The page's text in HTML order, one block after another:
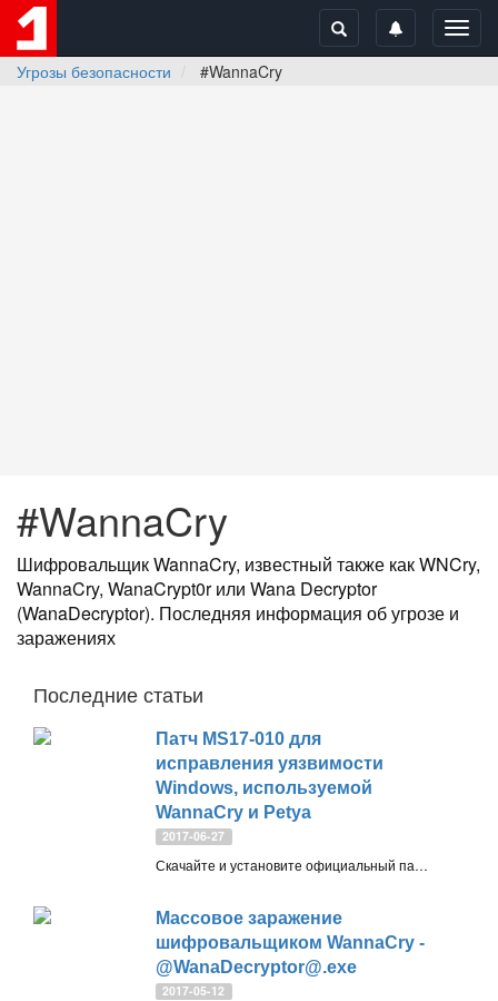
Угрозы безопасности
#WannaCry
#WannaCry
Шифровальщик WannaCry, известный также как WNCry,
WannaCry, WanaCrypt0r или Wana Decryptor
(WanaDecryptor). Последняя информация об угрозе и
заражениях
Последние статьи
Патч MS17-010 для
исправления уязвимости
Windows, используемой
WannaCry и Petya
2017-06-27
Скачайте и установите официальный патч Microsoft MS17-010, закрывающий уязвимость сервера SMB в ОС Windows, которая используется в атаке шифровальщика WannaCry и Petya
Массовое заражение
шифровальщиком WannaCry -
@WanaDecryptor@.exe
2017-05-12